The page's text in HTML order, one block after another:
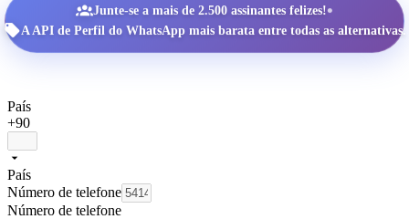
Junte-se a mais de 2.500 assinantes felizes!•
A API de Perfil do WhatsApp mais barata entre todas as alternativas.
País
+90
País
Número de telefone
Número de telefone